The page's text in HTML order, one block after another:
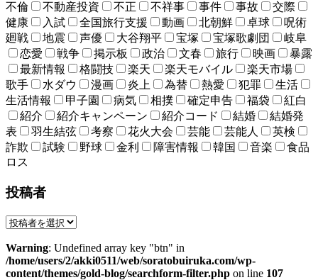
不倫
不動産投資 不正 不祥事 事件 事故
交際
健康
入試 全国旅行支援 動画 北朝鮮 卓球
呪術
廻戦
地震 声優 大谷翔平 宝塚 宝塚歌劇団
岐阜
恋愛
戦争 掲示板 政治 文春 旅行 映画
暴露
最新情報
格闘技 楽天 楽天モバイル
楽天市場
歌手
水ダウ 漫画 炎上 為替 熱愛 犯罪
生活
生活情報
甲子園 病気 相撲 確定申告 福袋
紅白
紹介
紹介キャンペーン 紹介コード 結婚
結婚発
表
羽生結弦 考察 花火大会 芸能 芸能人
英検
詐欺
試験 野球 金利 障害情報 韓国 音楽
食品
ロス
投稿者
Warning: Undefined array key "btn" in
/home/users/2/akki0511/web/soratobuiruka.com/wp-
content/themes/gold-blog/searchform-filter.php on line 107